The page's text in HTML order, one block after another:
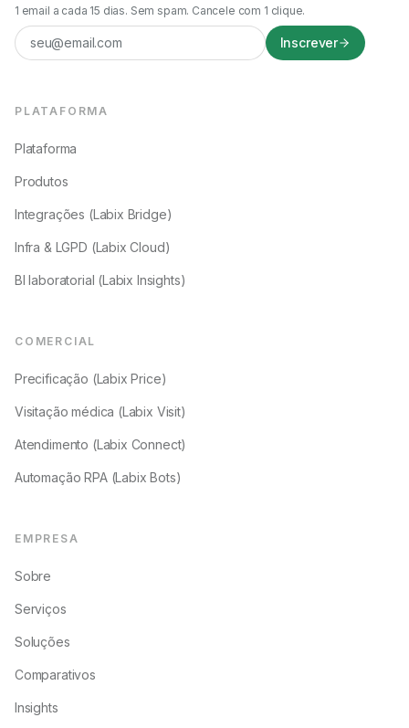
1 email a cada 15 dias. Sem spam. Cancele com 1 clique.
Inscrever
PLATAFORMA
Plataforma
Produtos
Integrações (Labix Bridge)
Infra & LGPD (Labix Cloud)
BI laboratorial (Labix Insights)
COMERCIAL
Precificação (Labix Price)
Visitação médica (Labix Visit)
Atendimento (Labix Connect)
Automação RPA (Labix Bots)
EMPRESA
Sobre
Serviços
Soluções
Comparativos
Insights